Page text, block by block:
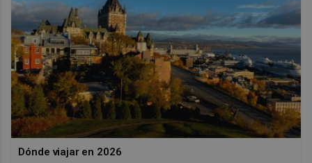
Dónde viajar en 2026